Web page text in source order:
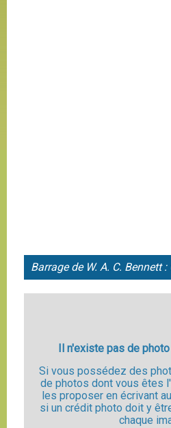
Barrage de W. A. C. Bennett
Il n'existe pas de
Si vous possédez des
de photos dont vous êtes
les proposer en écrivant
si un crédit photo doit y
chaque